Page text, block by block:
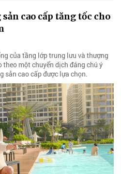
cao cấp tăng tốc cho
của tầng lớp trung lưu và thượng
một chuyển dịch đáng chú ý
sản cao cấp được lựa chọn.